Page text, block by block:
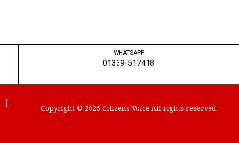
WHATSAPP
01339-517418
Copyright © 2026 Citizens Voice All rights reserved